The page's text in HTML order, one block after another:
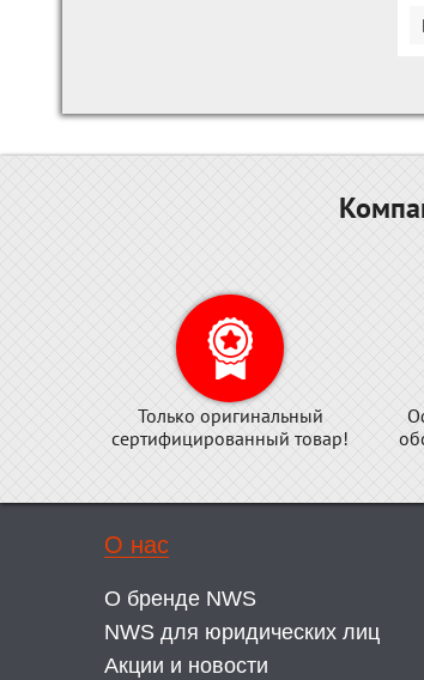
Только оригинальный
сертифицированный товар!
О нас
О бренде NWS
NWS для юридических лиц
Акции и новости